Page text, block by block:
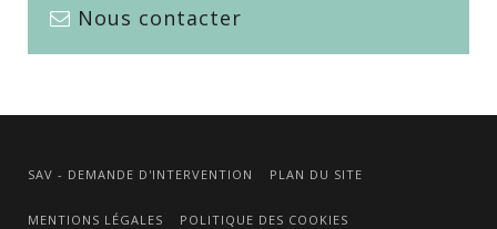
Nous contacter
SAV - DEMANDE D'INTERVENTION PLAN DU SITE
MENTIONS LÉGALES POLITIQUE DES COOKIES